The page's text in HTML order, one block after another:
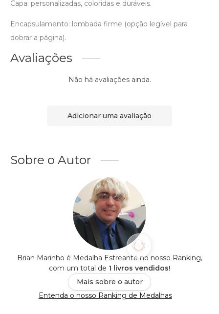
Capa: personalizadas, coloridas e duráveis.
Encapsulamento: lombada firme (opção legível para
dobrar a página).
Avaliações
Não há avaliações ainda.
Adicionar uma avaliação
Sobre o Autor
Brian Marinho é Medalha Estreante no nosso Ranking,
com um total de 1 livros vendidos!
Mais sobre o autor
Entenda o nosso Ranking de Medalhas